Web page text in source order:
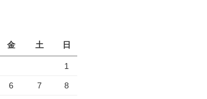
金 土 日
1
6 7 8